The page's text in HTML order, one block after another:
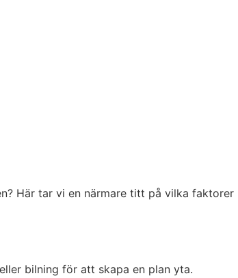
Här tar vi en närmare titt på vilka faktorer
bilning för att skapa en plan yta.